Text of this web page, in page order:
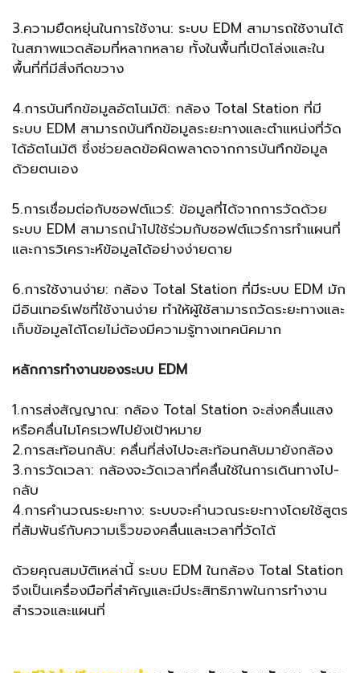
3.ความยืดหยุ่นในการใช้งาน: ระบบ EDM สามารถใช้งานได้
ในสภาพแวดล้อมที่หลากหลาย ทั้งในพื้นที่เปิดโล่งและใน
พื้นที่ที่มีสิ่งกีดขวาง
4.การบันทึกข้อมูลอัตโนมัติ: กล้อง Total Station ที่มี
ระบบ EDM สามารถบันทึกข้อมูลระยะทางและตำแหน่งที่วัด
ได้อัตโนมัติ ซึ่งช่วยลดข้อผิดพลาดจากการบันทึกข้อมูล
ด้วยตนเอง
5.การเชื่อมต่อกับซอฟต์แวร์: ข้อมูลที่ได้จากการวัดด้วย
ระบบ EDM สามารถนำไปใช้ร่วมกับซอฟต์แวร์การทำแผนที่
และการวิเคราะห์ข้อมูลได้อย่างง่ายดาย
6.การใช้งานง่าย: กล้อง Total Station ที่มีระบบ EDM มัก
มีอินเทอร์เฟซที่ใช้งานง่าย ทำให้ผู้ใช้สามารถวัดระยะทางและ
เก็บข้อมูลได้โดยไม่ต้องมีความรู้ทางเทคนิคมาก
หลักการทำงานของระบบ EDM
1.การส่งสัญญาณ: กล้อง Total Station จะส่งคลื่นแสง
หรือคลื่นไมโครเวฟไปยังเป้าหมาย
2.การสะท้อนกลับ: คลื่นที่ส่งไปจะสะท้อนกลับมายังกล้อง
3.การวัดเวลา: กล้องจะวัดเวลาที่คลื่นใช้ในการเดินทางไป-
กลับ
4.การคำนวณระยะทาง: ระบบจะคำนวณระยะทางโดยใช้สูตร
ที่สัมพันธ์กับความเร็วของคลื่นและเวลาที่วัดได้
ด้วยคุณสมบัติเหล่านี้ ระบบ EDM ในกล้อง Total Station
จึงเป็นเครื่องมือที่สำคัญและมีประสิทธิภาพในการทำงาน
สำรวจและแผนที่